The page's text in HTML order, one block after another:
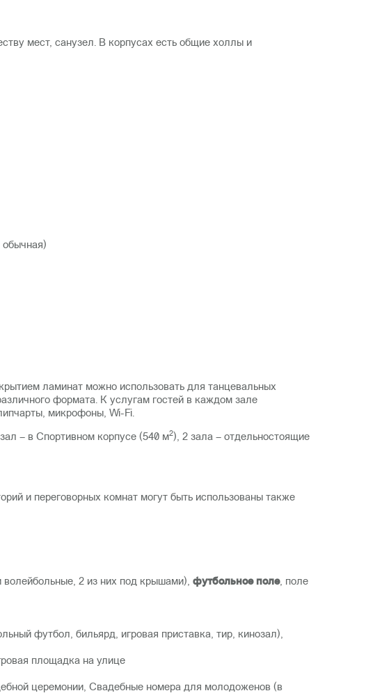
мест, санузел. В корпусах есть общие холлы и
ламинат можно использовать для танцевальных
формата. К услугам гостей в каждом зале
микрофоны, Wi-Fi.
– в Спортивном корпусе (540 м2), 2 зала – отдельностоящие
и переговорных комнат могут быть использованы также
волейбольные, 2 из них под крышами), футбольное поле, поле
футбол, бильярд, игровая приставка, тир, кинозал),
площадка на улице
церемонии, Свадебные номера для молодоженов (в